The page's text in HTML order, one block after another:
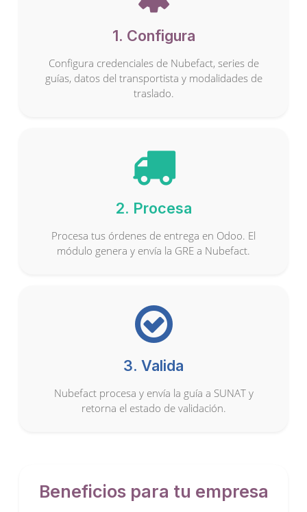
1. Configura
Configura credenciales de Nubefact, series de
guías, datos del transportista y modalidades de
traslado.
2. Procesa
Procesa tus órdenes de entrega en Odoo. El
módulo genera y envía la GRE a Nubefact.
3. Valida
Nubefact procesa y envía la guía a SUNAT y
retorna el estado de validación.
Beneficios para tu empresa